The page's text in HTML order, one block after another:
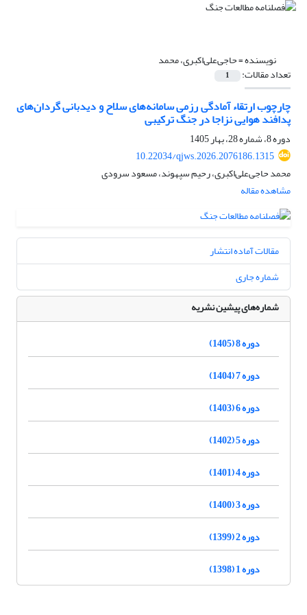
نویسنده =حاجی‌علی‌اکبری، محمد
تعداد مقالات: 1
چارچوب ارتقاء آمادگی رزمی سامانه‌های سلاح و دیدبانی گردان‌های
پدافند هوایی نزاجا در جنگ ترکیبی
دوره 8، شماره 28، بهار 1405
10.22034/qjws.2026.2076186.1315
محمد حاجی‌علی‌اکبری، رحیم سپهوند، مسعود سرودی
مشاهده مقاله
مقالات آماده انتشار
شماره جاری
شماره‌های پیشین نشریه
دوره 8 (1405)
دوره 7 (1404)
دوره 6 (1403)
دوره 5 (1402)
دوره 4 (1401)
دوره 3 (1400)
دوره 2 (1399)
دوره 1 (1398)